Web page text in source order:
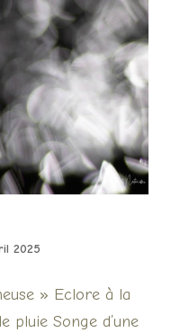
2025
» Eclore à la
pluie Songe d’une